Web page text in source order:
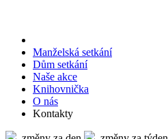
Manželská setkání
Dům setkání
Naše akce
Knihov­nička
O nás
Kontakty